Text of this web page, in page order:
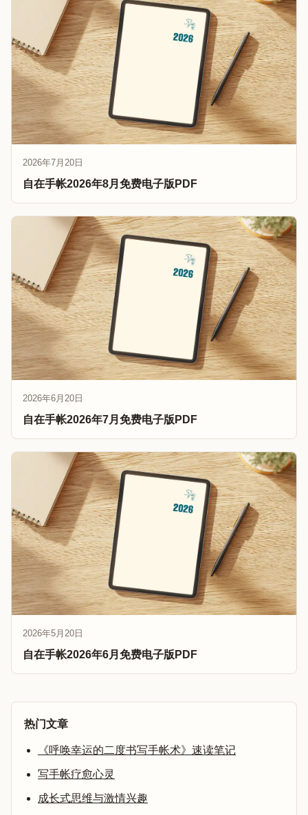
2026年7月20日
自在手帐2026年8月免费电子版PDF
2026年6月20日
自在手帐2026年7月免费电子版PDF
2026年5月20日
自在手帐2026年6月免费电子版PDF
热门文章
《呼唤幸运的二度书写手帐术》速读笔记
写手帐疗愈心灵
成长式思维与激情兴趣